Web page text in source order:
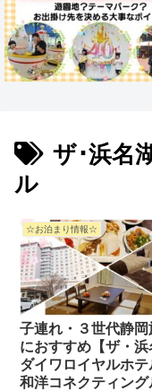
ザ･浜名
ル
☆お泊まり情報☆
子連れ・３世代静岡
におすすめ【ザ・浜
ダイワロイヤルホテ
和洋コネクティング